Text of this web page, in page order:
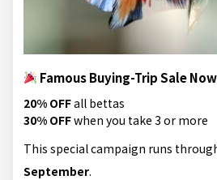
Famous Buying-Trip Sale
20% OFFall bettas
30% OFFwhen you take 3 or more
This special campaign runs
September.